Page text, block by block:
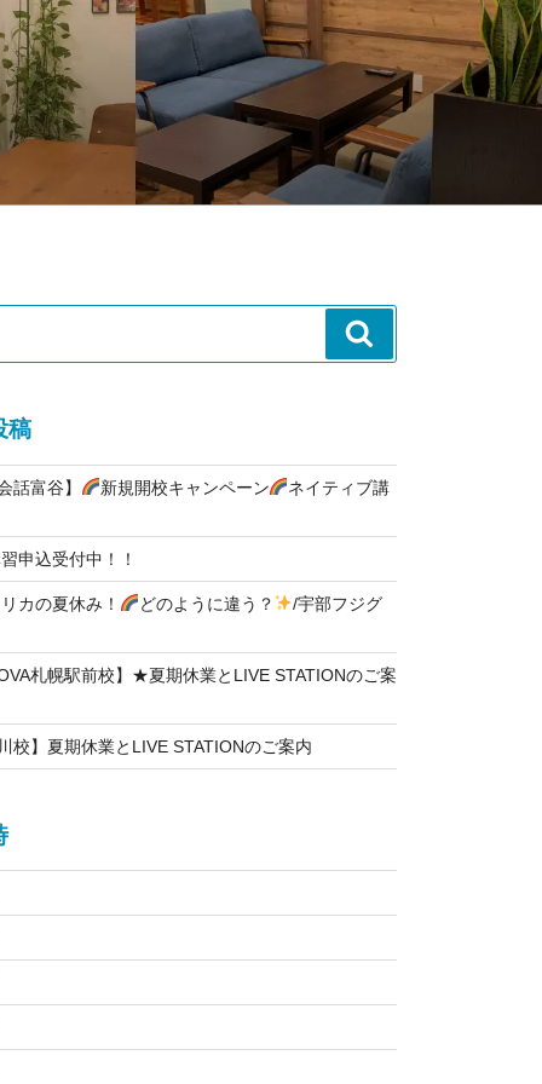
索
稿
話富谷】 新規開校キャンペーン
ネイティブ講
申込受付中！！
カの夏休み！ どのように違う？
/宇部フジグ
札幌駅前校】★夏期休業とLIVE STATIONのご案
校】夏期休業とLIVE STATIONのご案内